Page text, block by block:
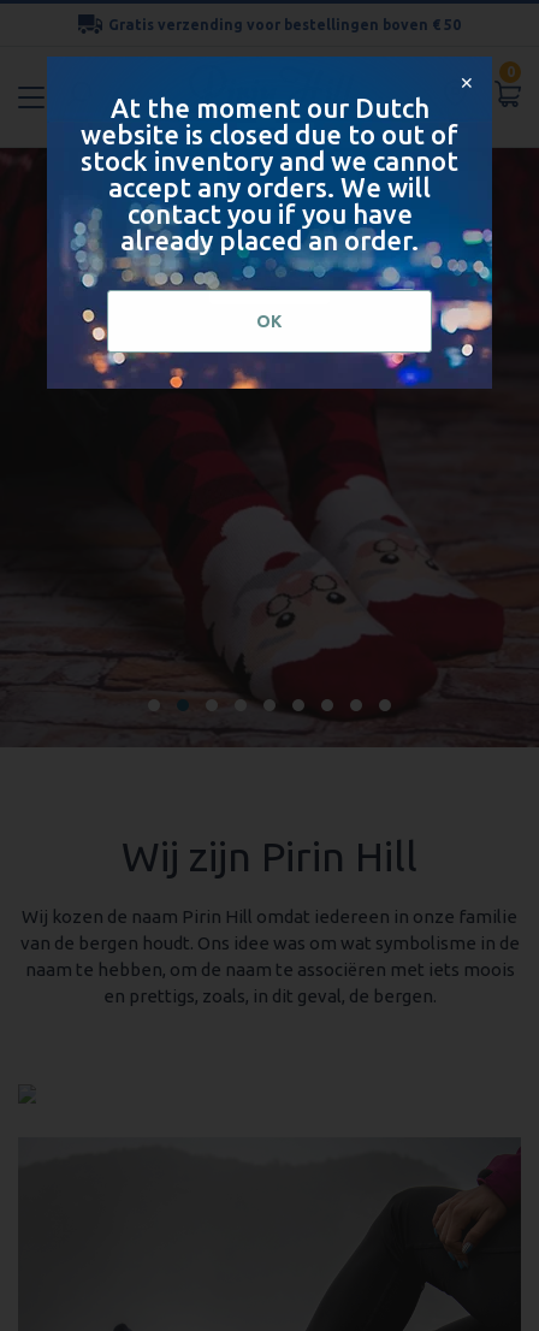
At the moment our Dutch
website is closed due to out of
stock inventory and we cannot
accept any orders. We will
contact you if you have
already placed an order.
OK
✕
0
Gratis verzending voor bestellingen boven € 50
de
Kerstsprookje
BEKIJK
Wij zijn Pirin Hill
Wij kozen de naam Pirin Hill omdat iedereen in onze familie
van de bergen houdt. Ons idee was om wat symbolisme in de
naam te hebben, om de naam te associëren met iets moois
en prettigs, zoals, in dit geval, de bergen.